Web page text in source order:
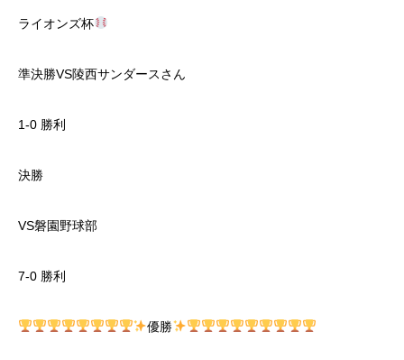
ライオンズ杯
準決勝VS陵西サンダースさん
1-0 勝利
決勝
VS磐園野球部
7-0 勝利
優勝